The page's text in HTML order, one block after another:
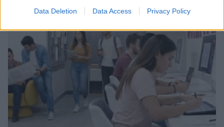
Data Deletion Data Access Privacy Policy